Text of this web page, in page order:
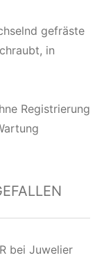
gefräste
in
Registrierung